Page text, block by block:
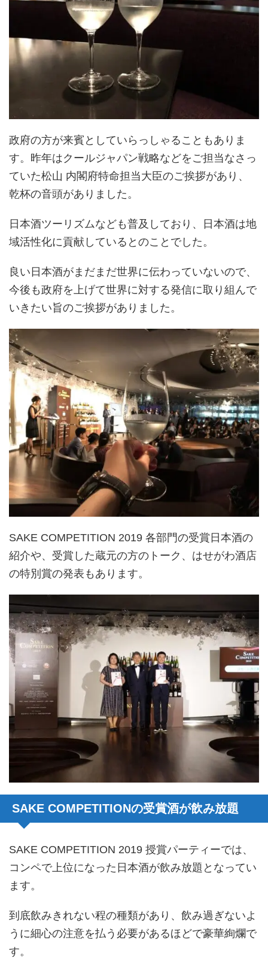
政府の方が来賓としていらっしゃることもありま
す。昨年はクールジャパン戦略などをご担当なさっ
ていた松山 内閣府特命担当大臣のご挨拶があり、
乾杯の音頭がありました。
日本酒ツーリズムなども普及しており、日本酒は地
域活性化に貢献しているとのことでした。
良い日本酒がまだまだ世界に伝わっていないので、
今後も政府を上げて世界に対する発信に取り組んで
いきたい旨のご挨拶がありました。
SAKE COMPETITION 2019 各部門の受賞日本酒の
紹介や、受賞した蔵元の方のトーク、はせがわ酒店
の特別賞の発表もあります。
SAKE COMPETITIONの受賞酒が飲み放題
SAKE COMPETITION 2019 授賞パーティーでは、
コンペで上位になった日本酒が飲み放題となってい
ます。
到底飲みきれない程の種類があり、飲み過ぎないよ
うに細心の注意を払う必要があるほどで豪華絢爛で
す。